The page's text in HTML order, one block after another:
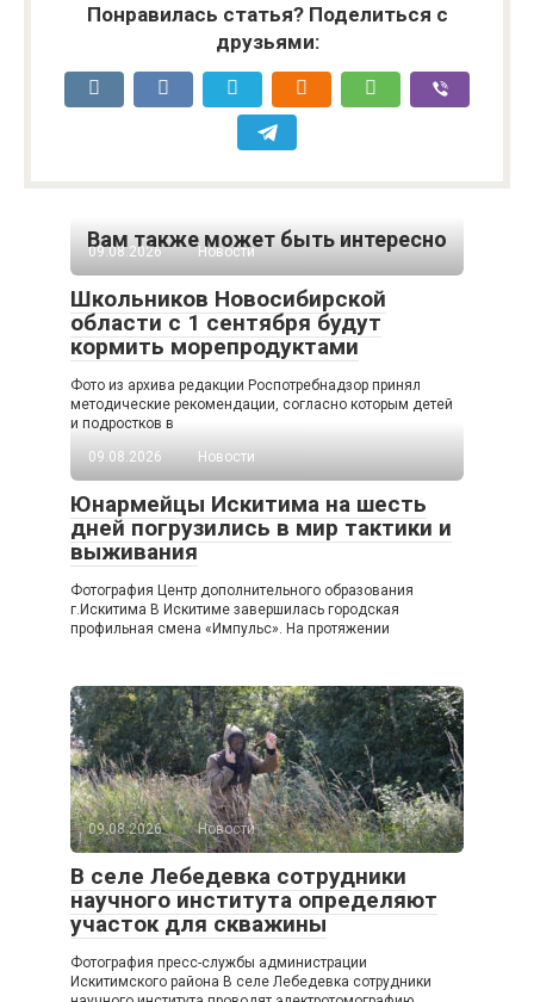
Понравилась статья? Поделиться с
друзьями:
Вам также может быть интересно
09.08.2026 Новости
Школьников Новосибирской
области с 1 сентября будут
кормить морепродуктами
Фото из архива редакции Роспотребнадзор принял
методические рекомендации, согласно которым детей
и подростков в
09.08.2026
Новости
Юнармейцы Искитима на шесть
дней погрузились в мир тактики и
выживания
Фотография Центр дополнительного образования
г.Искитима В Искитиме завершилась городская
профильная смена «Импульс». На протяжении
09.08.2026 Новости
В селе Лебедевка сотрудники
научного института определяют
участок для скважины
Фотография пресс-службы администрации
Искитимского района В селе Лебедевка сотрудники